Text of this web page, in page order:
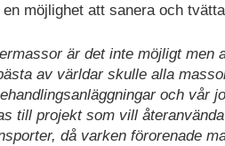
möjlighet att sanera och
är det inte möjligt
av världar skulle alla
och vår
till projekt som vill
då varken förorenade